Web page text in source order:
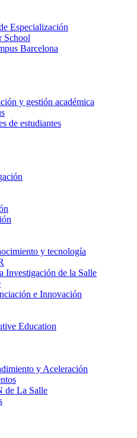
Especialización
School
Barcelona
y gestión académica
de estudiantes
y tecnología
Investigación de la Salle
e Innovación
Education
y Aceleración
de La Salle